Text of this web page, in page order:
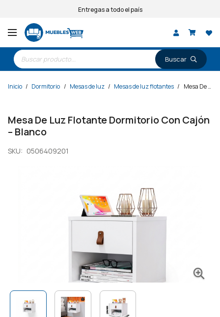
Entregas a todo el país
Búsqueda
de
productos
Inicio / Dormitorio / Mesas de luz / Mesas de luz flotantes / Mesa De Luz Flotante Dormitorio Con Cajón – Blanco
Mesa De Luz Flotante Dormitorio Con Cajón
– Blanco
SKU: 0506409201